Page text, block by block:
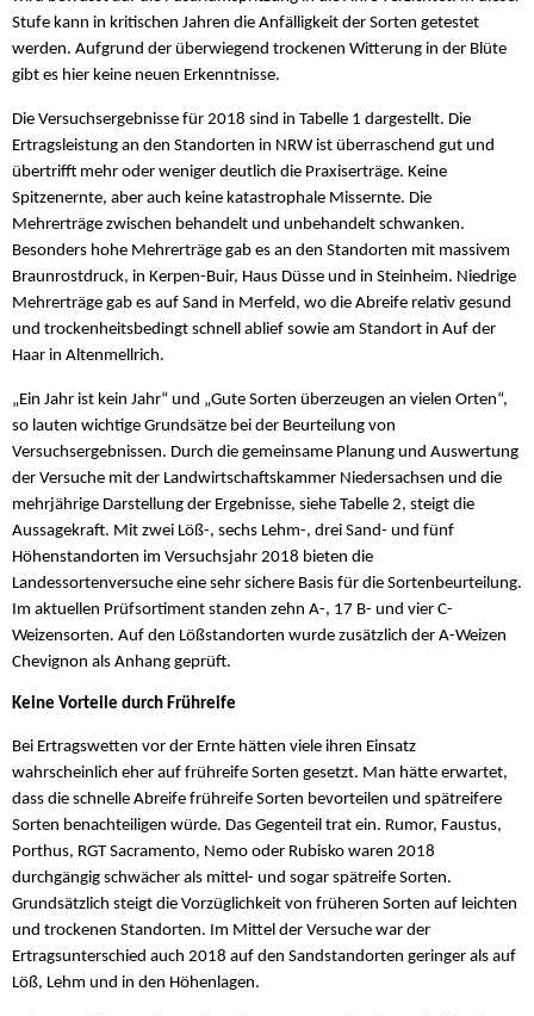
Stufe kann in kritischen Jahren die Anfälligkeit der Sorten getestet
werden. Aufgrund der überwiegend trockenen Witterung in der Blüte
gibt es hier keine neuen Erkenntnisse.
Die Versuchsergebnisse für 2018 sind in Tabelle 1 dargestellt. Die
Ertragsleistung an den Standorten in NRW ist überraschend gut und
übertrifft mehr oder weniger deutlich die Praxiserträge. Keine
Spitzenernte, aber auch keine katastrophale Missernte. Die
Mehrerträge zwischen behandelt und unbehandelt schwanken.
Besonders hohe Mehrerträge gab es an den Standorten mit massivem
Braunrostdruck, in Kerpen-Buir, Haus Düsse und in Steinheim. Niedrige
Mehrerträge gab es auf Sand in Merfeld, wo die Abreife relativ gesund
und trockenheitsbedingt schnell ablief sowie am Standort in Auf der
Haar in Altenmellrich.
„Ein Jahr ist kein Jahr“ und „Gute Sorten überzeugen an vielen Orten“,
so lauten wichtige Grundsätze bei der Beurteilung von
Versuchsergebnissen. Durch die gemeinsame Planung und Auswertung
der Versuche mit der Landwirtschaftskammer Niedersachsen und die
mehrjährige Darstellung der Ergebnisse, siehe Tabelle 2, steigt die
Aussagekraft. Mit zwei Löß-, sechs Lehm-, drei Sand- und fünf
Höhenstandorten im Versuchsjahr 2018 bieten die
Landessortenversuche eine sehr sichere Basis für die Sortenbeurteilung.
Im aktuellen Prüfsortiment standen zehn A-, 17 B- und vier C-
Weizensorten. Auf den Lößstandorten wurde zusätzlich der A-Weizen
Chevignon als Anhang geprüft.
Keine Vorteile durch Frühreife
Bei Ertragswetten vor der Ernte hätten viele ihren Einsatz
wahrscheinlich eher auf frühreife Sorten gesetzt. Man hätte erwartet,
dass die schnelle Abreife frühreife Sorten bevorteilen und spätreifere
Sorten benachteiligen würde. Das Gegenteil trat ein. Rumor, Faustus,
Porthus, RGT Sacramento, Nemo oder Rubisko waren 2018
durchgängig schwächer als mittel- und sogar spätreife Sorten.
Grundsätzlich steigt die Vorzüglichkeit von früheren Sorten auf leichten
und trockenen Standorten. Im Mittel der Versuche war der
Ertragsunterschied auch 2018 auf den Sandstandorten geringer als auf
Löß, Lehm und in den Höhenlagen.